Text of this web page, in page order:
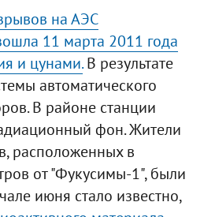
на АЭС
11 марта 2011 года
и цунами.В результате
автоматического
В районе станции
фон. Жители
расположенных в
от "Фукусимы-1", были
июня стало известно,